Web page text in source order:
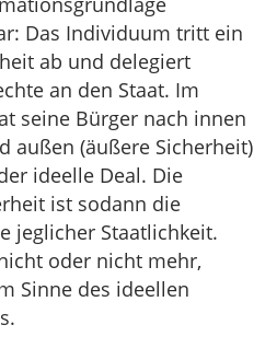
Das Individuum tritt ein
ab und delegiert
an den Staat. Im
seine Bürger nach innen
außen (äußere Sicherheit)
ideelle Deal. Die
ist sodann die
jeglicher Staatlichkeit.
oder nicht mehr,
Sinne des ideellen